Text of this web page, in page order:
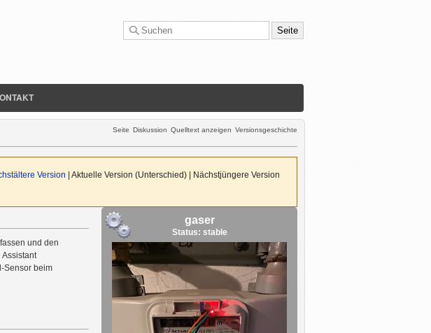
Seite Diskussion Quelltext anzeigen Versionsgeschichte
Version | Aktuelle Version (Unterschied) | Nächstjüngere Version
gaser
Status: stable
und den
Sensor beim